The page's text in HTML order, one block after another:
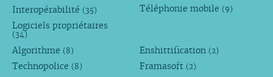
Interopérabilité (35)
Logiciels propriétaires
(34)
Téléphonie mobile (9)
Algorithme (8)
Technopolice (8)
Enshittification (2)
Framasoft (2)